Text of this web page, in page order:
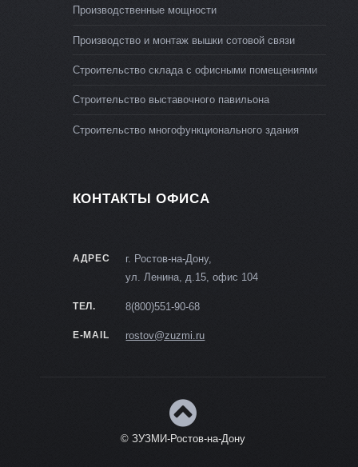
Производственные мощности
Производство и монтаж вышки сотовой связи
Строительство склада с офисными помещениями
Строительство выставочного павильона
Строительство многофункционального здания
КОНТАКТЫ ОФИСА
АДРЕС
г. Ростов-на-Дону,
ул. Ленина, д.15, офис 104
ТЕЛ. 8(800)551-90-68
E-MAIL rostov@zuzmi.ru
© ЗУЗМИ-Ростов-на-Дону